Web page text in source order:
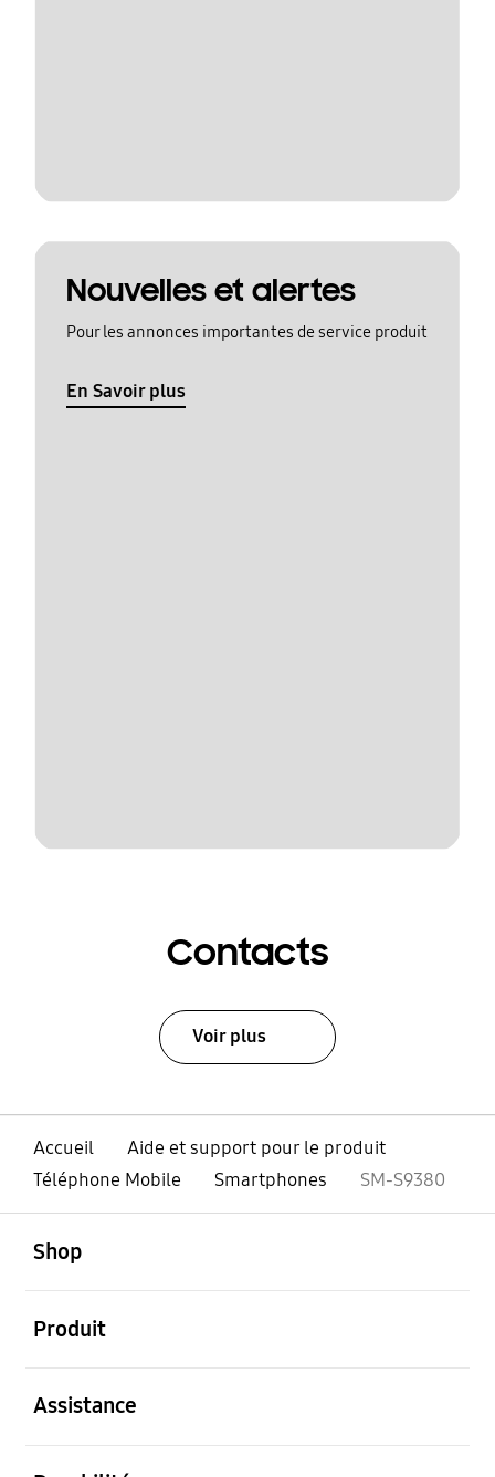
Nouvelles et alertes
Pour les annonces importantes de service produit
En Savoir plus
Contacts
Voir plus
Accueil
Aide et support pour le produit
Téléphone Mobile
Smartphones SM-S9380
Shop
Produit
Assistance